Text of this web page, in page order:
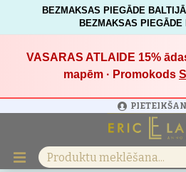
BEZMAKSAS PIEGĀDE
BEZMAKSAS PIEGĀDE
VASARAS ATLAIDE 15%
mapēm · Promokods